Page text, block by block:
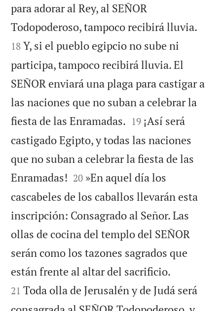
para adorar al Rey, al SEÑOR
Todopoderoso, tampoco recibirá lluvia.
18 Y, si el pueblo egipcio no sube ni
participa, tampoco recibirá lluvia. El
SEÑOR enviará una plaga para castigar a
las naciones que no suban a celebrar la
fiesta de las Enramadas. 

19 ¡Así será
castigado Egipto, y todas las naciones
que no suban a celebrar la fiesta de las
Enramadas! 

20 »En aquel día los
cascabeles de los caballos llevarán esta
inscripción: Consagrado al Señor. Las
ollas de cocina del templo del SEÑOR
serán como los tazones sagrados que
están frente al altar del sacrificio.
21 Toda olla de Jerusalén y de Judá será